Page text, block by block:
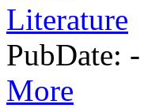
Literature
PubDate: -
More